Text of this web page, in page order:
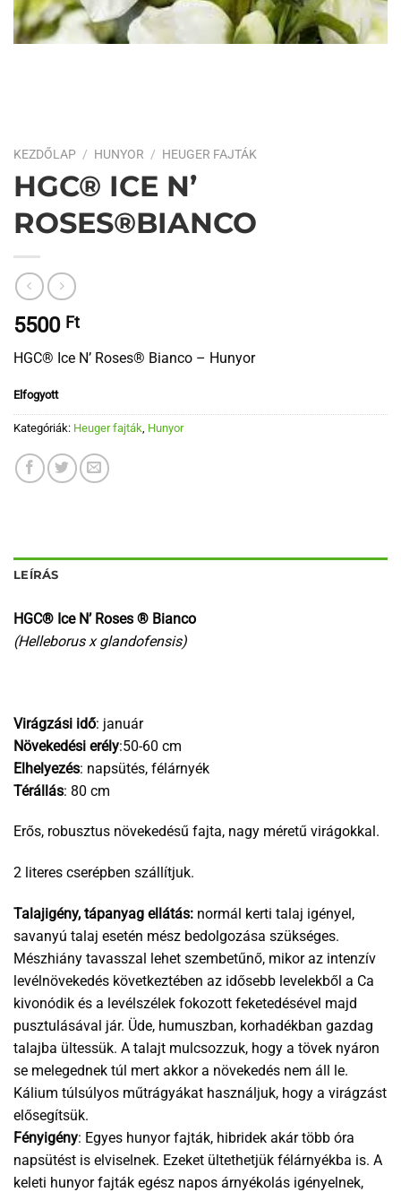
KEZDŐLAP / HUNYOR / HEUGER FAJTÁK
HGC® ICE N’
ROSES®BIANCO
5500 Ft
HGC® Ice N’ Roses® Bianco – Hunyor
Elfogyott
Kategóriák: Heuger fajták, Hunyor
LEÍRÁS
HGC® Ice N’ Roses ® Bianco
(Helleborus x glandofensis)
Virágzási idő: január
Növekedési erély:50-60 cm
Elhelyezés: napsütés, félárnyék
Térállás: 80 cm
Erős, robusztus növekedésű fajta, nagy méretű virágokkal.
2 literes cserépben szállítjuk.
Talajigény, tápanyag ellátás: normál kerti talaj igényel,
savanyú talaj esetén mész bedolgozása szükséges.
Mészhiány tavasszal lehet szembetűnő, mikor az intenzív
levélnövekedés következtében az idősebb levelekből a Ca
kivonódik és a levélszélek fokozott feketedésével majd
pusztulásával jár. Üde, humuszban, korhadékban gazdag
talajba ültessük. A talajt mulcsozzuk, hogy a tövek nyáron
se melegednek túl mert akkor a növekedés nem áll le.
Kálium túlsúlyos műtrágyákat használjuk, hogy a virágzást
elősegítsük.
Fényigény: Egyes hunyor fajták, hibridek akár több óra
napsütést is elviselnek. Ezeket ültethetjük félárnyékba is. A
keleti hunyor fajták egész napos árnyékolás igényelnek,